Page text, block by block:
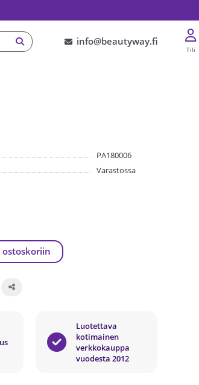
info@beautyway.fi
Tili
PA180006
Varastossa
ostoskoriin
Luotettava
kotimainen
verkkokauppa
vuodesta 2012